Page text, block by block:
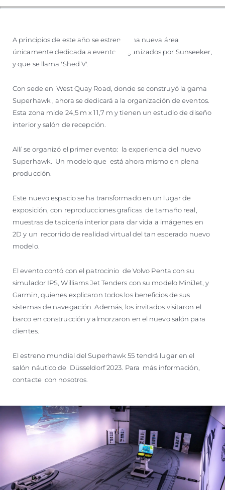
VALORE SU EMBARCACIÓN
A principios de este año se estrenó una nueva área
únicamente dedicada a eventos organizados por Sunseeker,
y que se llama 'Shed V'.
Con sede en West Quay Road, donde se construyó la gama
Superhawk , ahora se dedicará a la organización de eventos.
Esta zona mide 24,5 m x 11,7 m y tienen un estudio de diseño
interior y salón de recepción.
Allí se organizó el primer evento: la experiencia del nuevo
Superhawk. Un modelo que está ahora mismo en plena
producción.
Este nuevo espacio se ha transformado en un lugar de
exposición, con reproducciones graficas de tamaño real,
muestras de tapicería interior para dar vida a imágenes en
2D y un recorrido de realidad virtual del tan esperado nuevo
modelo.
El evento contó con el patrocinio de Volvo Penta con su
simulador IPS, Williams Jet Tenders con su modelo MiniJet, y
Garmin, quienes explicaron todos los beneficios de sus
sistemas de navegación. Además, los invitados visitaron el
barco en construcción y almorzaron en el nuevo salón para
clientes.
El estreno mundial del Superhawk 55 tendrá lugar en el
salón náutico de Düsseldorf 2023. Para más información,
contacte con nosotros.